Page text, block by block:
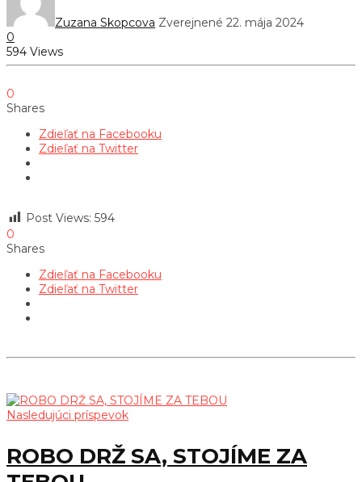
Zuzana Skopcova Zverejnené 22. mája 2024
0
594 Views
0
Shares
Zdieľať na Facebooku
Zdieľať na Twitter
Post Views: 594
0
Shares
Zdieľať na Facebooku
Zdieľať na Twitter
Nasledujúci príspevok
ROBO DRŽ SA, STOJÍME ZA